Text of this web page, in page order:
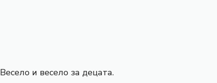
Весело и весело за децата.